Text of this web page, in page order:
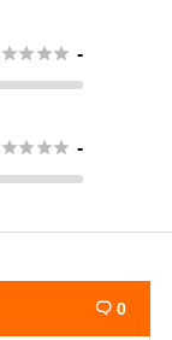
 -
 -
 0